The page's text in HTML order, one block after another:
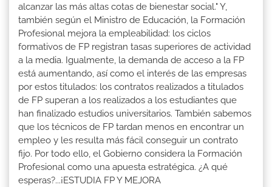
alcanzar las más altas cotas de bienestar social." Y,
también según el Ministro de Educación, la Formación
Profesional mejora la empleabilidad: los ciclos
formativos de FP registran tasas superiores de actividad
a la media. Igualmente, la demanda de acceso a la FP
está aumentando, así como el interés de las empresas
por estos titulados: los contratos realizados a titulados
de FP superan a los realizados a los estudiantes que
han finalizado estudios universitarios. También sabemos
que los técnicos de FP tardan menos en encontrar un
empleo y les resulta más fácil conseguir un contrato
fijo. Por todo ello, el Gobierno considera la Formación
Profesional como una apuesta estratégica. ¿A qué
esperas?...¡ESTUDIA FP Y MEJORA